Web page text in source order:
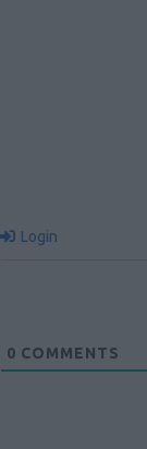
Login
0 COMMENTS